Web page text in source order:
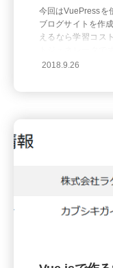
今回はVuePressを
ブログサイトを作
えるなら学習コス
利用します。 はじ
共通部分（ヘッダ
2018.9.26